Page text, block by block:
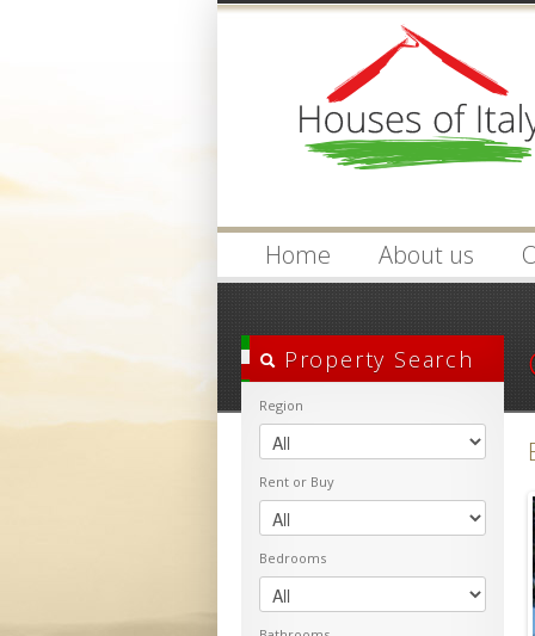
Username :
Home About us
Property Search
Region
Rent or Buy
Bedrooms